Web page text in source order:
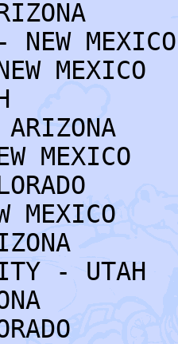
NEW MEXICO
MEXICO
MEXICO
MEXICO
- UTAH